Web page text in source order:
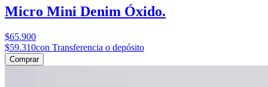
Micro Mini Denim Óxido.
$65.900
$59.310con Transferencia o depósito
Comprar